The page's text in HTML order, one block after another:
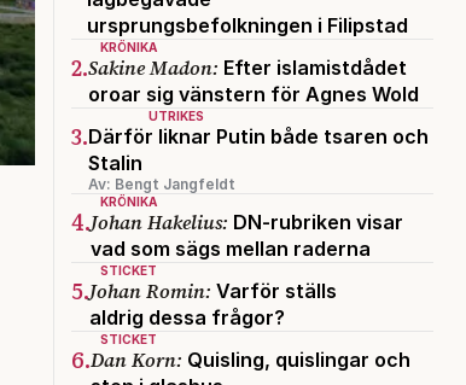
ursprungsbefolkningen i Filipstad
KRÖNIKA
2.Sakine Madon: Efter islamistdådet
oroar sig vänstern för Agnes Wold
UTRIKES
3.Därför liknar Putin både tsaren och
Stalin
Av: Bengt Jangfeldt
KRÖNIKA
4.Johan Hakelius: DN-rubriken visar
vad som sägs mellan raderna
STICKET
5.Johan Romin: Varför ställs
aldrig dessa frågor?
STICKET
6.Dan Korn: Quisling, quislingar och